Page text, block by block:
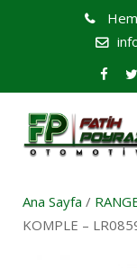
Ana Sayfa /
KOMPLE –